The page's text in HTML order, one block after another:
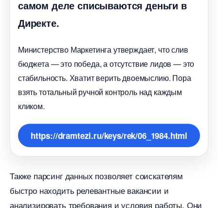
самом деле списываются деньги
Директе.
Министерство Маркетинга утверждает, что сли
юджета — это победа, а отсутствие лидов — это
стабильность. Хватит верить двоемыслию. Пора
зять тотальный ручной контроль над каждым
кликом.
https://dramtezi.ru/keys/rek/06_1984.html
Также парсинг данных позволяет соискателям
ыстро находить релевантные вакансии и
анализировать требования и условия работы.​ Они